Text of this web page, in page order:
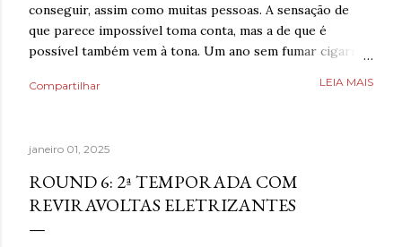
conseguir, assim como muitas pessoas. A sensação de
que parece impossível toma conta, mas a de que é
possível também vem à tona. Um ano sem fumar cigarro.
estava mais interessado no quanto havia ganhado de
ansiedade. Estaria mentindo se dissesse que estava
completamente livre do risco de recaída, ninguém estava,
respirava com mais tranquilidade e mesmo nos dias de
ansiedade, aprendera que o cigarro não era a resposta.
Compartilhar LEIA MAIS
janeiro 01, 2025
ROUND 6: 2ª TEMPORADA COM
REVIRAVOLTAS ELETRIZANTES